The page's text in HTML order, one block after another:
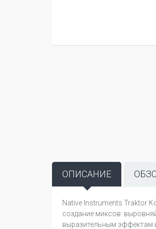
ОПИСАНИЕ
Native Instruments Traktor
создание миксов:
выразительным эффектам